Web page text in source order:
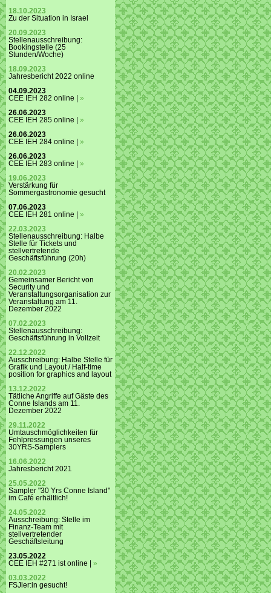
18.10.2023
Zu der Situation in Israel
20.09.2023
Stellenausschreibung:
Bookingstelle (25
Stunden/Woche)
18.09.2023
Jahresbericht 2022 online
04.09.2023
CEE IEH 282 online | »
26.06.2023
CEE IEH 285 online | »
26.06.2023
CEE IEH 284 online | »
26.06.2023
CEE IEH 283 online | »
19.06.2023
Verstärkung für
Sommergastronomie gesucht
07.06.2023
CEE IEH 281 online | »
22.03.2023
Stellenausschreibung: Halbe
Stelle für Tickets und
stellvertretende
Geschäftsführung (20h)
20.02.2023
Gemeinsamer Bericht von
Security und
Veranstaltungsorganisation zur
Veranstaltung am 11.
Dezember 2022
07.02.2023
Stellenausschreibung:
Geschäftsführung in Vollzeit
22.12.2022
Ausschreibung: Halbe Stelle für
Grafik und Layout / Half-time
position for graphics and layout
13.12.2022
Tätliche Angriffe auf Gäste des
Conne Islands am 11.
Dezember 2022
29.11.2022
Umtauschmöglichkeiten für
Fehlpressungen unseres
30YRS-Samplers
16.06.2022
Jahresbericht 2021
25.05.2022
Sampler "30 Yrs Conne Island"
im Café erhältlich!
24.05.2022
Ausschreibung: Stelle im
Finanz-Team mit
stellvertretender
Geschäftsleitung
23.05.2022
CEE IEH #271 ist online | »
03.03.2022
FSJler:in gesucht!